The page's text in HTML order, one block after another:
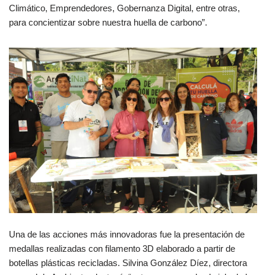
Climático, Emprendedores, Gobernanza Digital, entre otras,
para concientizar sobre nuestra huella de carbono”.
Una de las acciones más innovadoras fue la presentación de
medallas realizadas con filamento 3D elaborado a partir de
botellas plásticas recicladas. Silvina González Díez, directora